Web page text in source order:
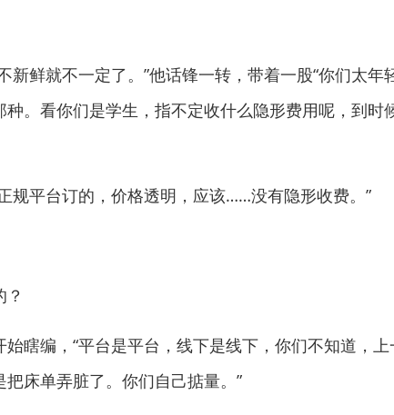
鲜就不一定了。”他话锋一转，带着一股“你们太年
。看你们是学生，指不定收什么隐形费用呢，到时
平台订的，价格透明，应该……没有隐形收费。”
编，“平台是平台，线下是线下，你们不知道，上
床单弄脏了。你们自己掂量。”